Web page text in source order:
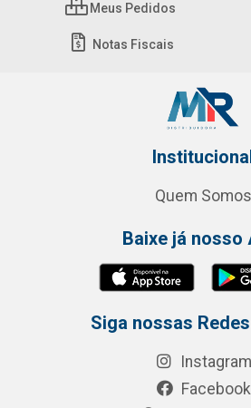
Meus Pedidos
Notas Fiscais
Quem Somos
Baixe já nosso
Siga nossas
Instagram
Facebook